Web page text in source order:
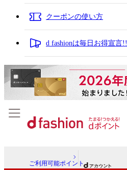
クーポンの使い方
d fashionは毎日お得宣言!!
ご利用可能ポイント